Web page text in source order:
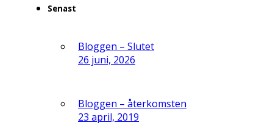
Senast
Bloggen – Slutet
26 juni, 2026
Bloggen – återkomsten
23 april, 2019